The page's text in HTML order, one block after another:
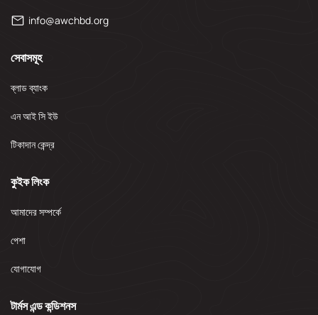
info@awchbd.org
সেবাসমূহ
ব্লাড ব্যাংক
এন আই সি ইউ
টিকাদান কেন্দ্র
কুইক লিংক
আমাদের সম্পর্কে
পেশা
যোগাযোগ
টার্মস এন্ড কন্ডিশনস